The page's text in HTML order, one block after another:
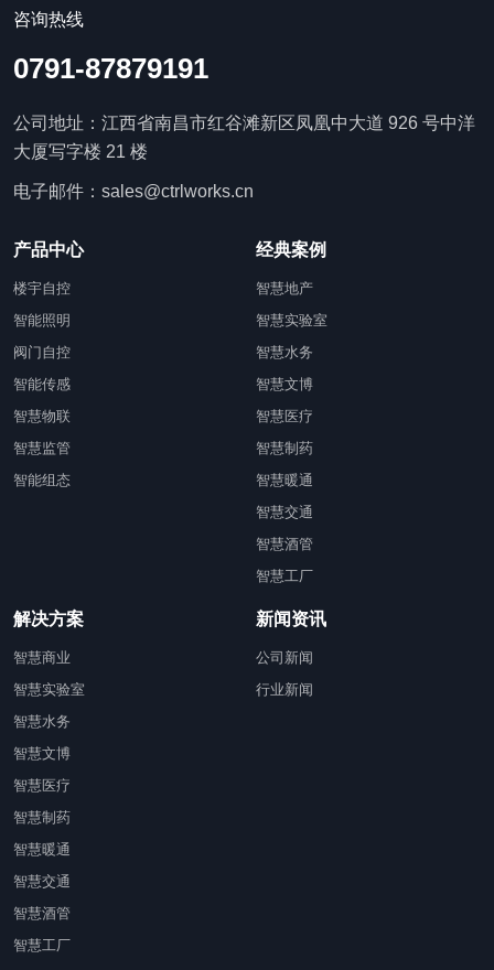
咨询热线
0791-87879191
公司地址：江西省南昌市红谷滩新区凤凰中大道 926 号中洋
大厦写字楼 21 楼
电子邮件：sales@ctrlworks.cn
产品中心
楼宇自控
智能照明
阀门自控
智能传感
智慧物联
智慧监管
智能组态
经典案例
智慧地产
智慧实验室
智慧水务
智慧文博
智慧医疗
智慧制药
智慧暖通
智慧交通
智慧酒管
智慧工厂
解决方案
智慧商业
智慧实验室
智慧水务
智慧文博
智慧医疗
智慧制药
智慧暖通
智慧交通
智慧酒管
智慧工厂
新闻资讯
公司新闻
行业新闻